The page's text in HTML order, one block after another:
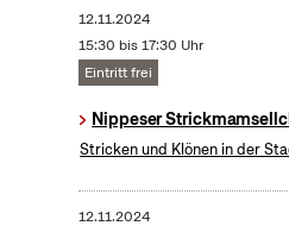
12.11.2024
15:30 bis 17:30 Uhr
Eintritt frei
Nippeser
Stricken und Klönen in der
12.11.2024